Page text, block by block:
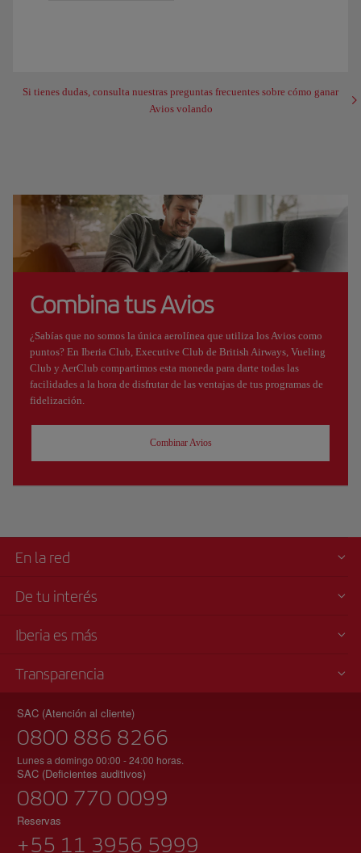
Si tienes dudas, consulta nuestras preguntas frecuentes sobre cómo ganar
Avios volando
Combina tus Avios
¿Sabías que no somos la única aerolínea que utiliza los Avios como
puntos? En Iberia Club, Executive Club de British Airways, Vueling
Club y AerClub compartimos esta moneda para darte todas las
facilidades a la hora de disfrutar de las ventajas de tus programas de
fidelización.
Combinar Avios
En la red
De tu interés
Iberia es más
Transparencia
SAC (Atención al cliente)
0800 886 8266
Lunes a domingo 00:00 - 24:00 horas.
SAC (Deficientes auditivos)
0800 770 0099
Reservas
+55 11 3956 5999